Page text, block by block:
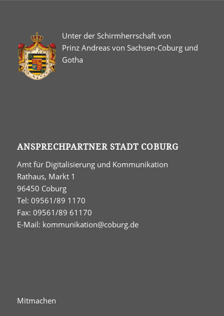
Unter der Schirmherrschaft von
Prinz Andreas von Sachsen-Coburg und
Gotha
ANSPRECHPARTNER STADT COBURG
Amt für Digitalisierung und Kommunikation
Rathaus, Markt 1
96450 Coburg
Tel: 09561/89 1170
Fax: 09561/89 61170
E-Mail: kommunikation@coburg.de
Mitmachen